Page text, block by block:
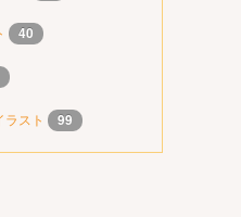
40
スト 99